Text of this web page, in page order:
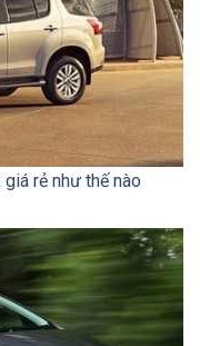
rẻ như thế nào